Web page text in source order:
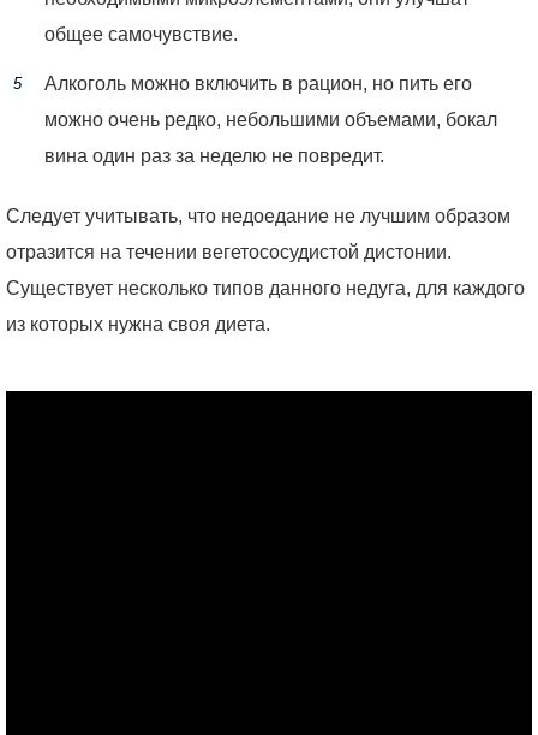
общее самочувствие.
Алкоголь можно включить в рацион, но пить его
можно очень редко, небольшими объемами, бокал
вина один раз за неделю не повредит.
Следует учитывать, что недоедание не лучшим образом
отразится на течении вегетососудистой дистонии.
Существует несколько типов данного недуга, для каждого
из которых нужна своя диета.